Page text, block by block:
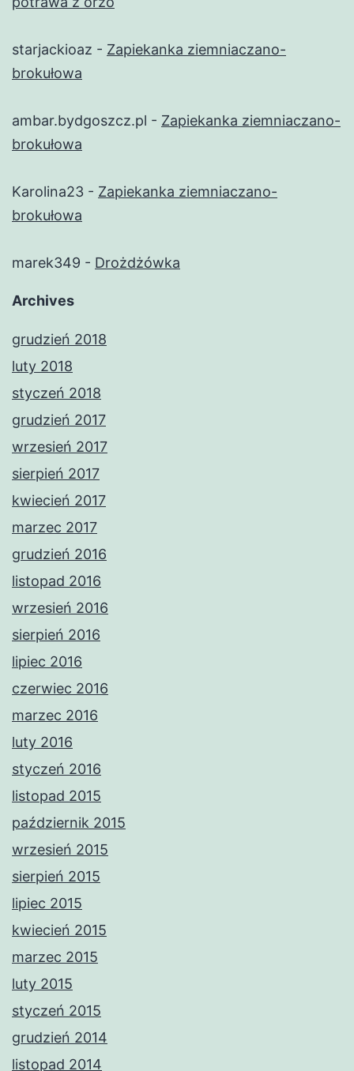
starjackioaz - Zapiekanka ziemniaczano-
brokułowa
ambar.bydgoszcz.pl - Zapiekanka ziemniaczano-
brokułowa
Karolina23 - Zapiekanka ziemniaczano-
brokułowa
marek349 - Drożdżówka
Archives
grudzień 2018
luty 2018
styczeń 2018
grudzień 2017
wrzesień 2017
sierpień 2017
kwiecień 2017
marzec 2017
grudzień 2016
listopad 2016
wrzesień 2016
sierpień 2016
lipiec 2016
czerwiec 2016
marzec 2016
luty 2016
styczeń 2016
listopad 2015
październik 2015
wrzesień 2015
sierpień 2015
lipiec 2015
kwiecień 2015
marzec 2015
luty 2015
styczeń 2015
grudzień 2014
listopad 2014